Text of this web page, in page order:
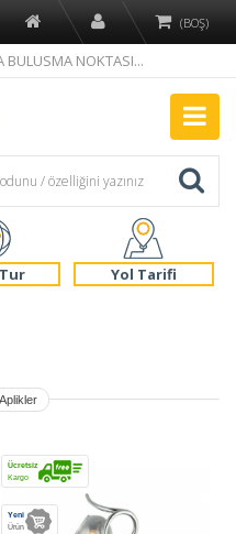
(BOŞ)
BULUSMA NOKTASI...
Yol Tarifi
Aplikler
Ücretsiz
Kargo
Yeni
Ürün